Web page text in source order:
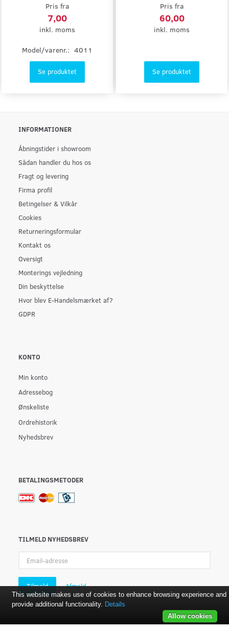
Pris fra
7,00
inkl. moms
Model/varenr.: 4011
Se produktet
Pris fra
60,00
inkl. moms
Se produktet
INFORMATIONER
Åbningstider i showroom
Sådan handler du hos os
Fragt og levering
Firma profil
Betingelser & Vilkår
Cookies
Returneringsformular
Kontakt os
Oversigt
Monterings vejledning
Din beskyttelse
Hvor blev E-Handelsmærket af?
GDPR
KONTO
Min konto
Adressebog
Ønskeliste
Ordrehistorik
Nyhedsbrev
BETALINGSMETODER
TILMELD NYHEDSBREV
adresse
Tilmeld Afmeld
This website makes use of cookies to enhance browsing experience and
provide additional functionality. Details
Allow cookies